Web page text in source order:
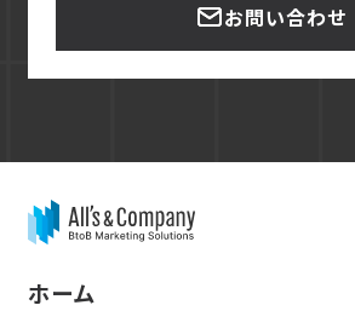
お問い合わせ
ホーム